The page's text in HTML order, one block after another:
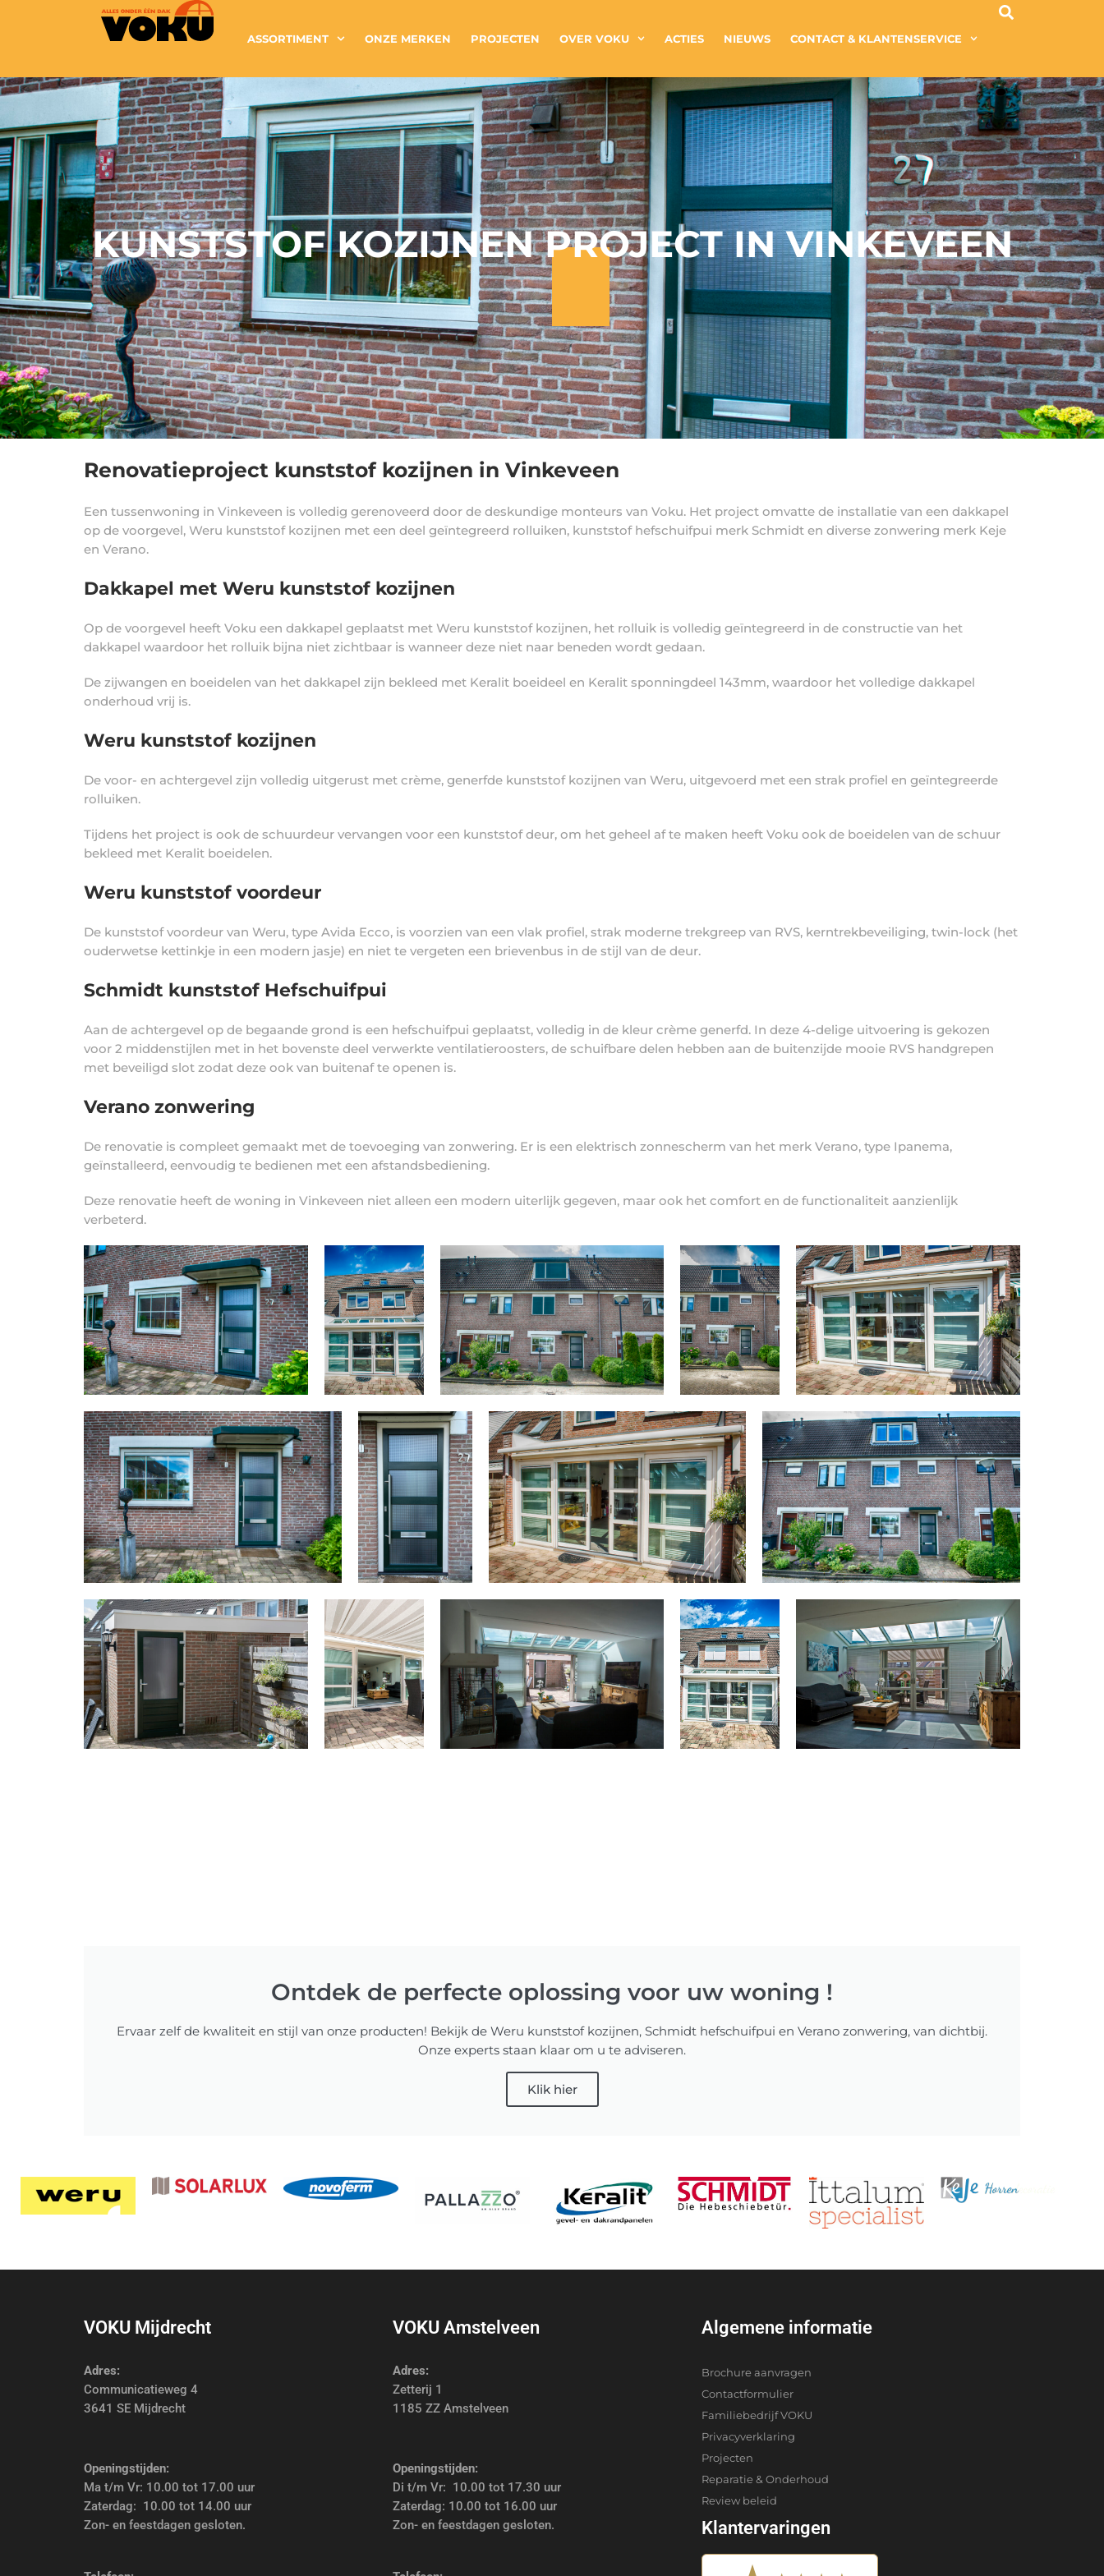
ASSORTIMENT ONZE MERKEN PROJECTEN OVER VOKU ACTIES NIEUWS CONTACT & KLANTENSERVICE
KUNSTSTOF KOZIJNEN PROJECT IN VINKEVEEN
Renovatieproject kunststof kozijnen in Vinkeveen
Een tussenwoning in Vinkeveen is volledig gerenoveerd door de deskundige monteurs van Voku. Het project omvatte de installatie van een dakkapel
op de voorgevel, Weru kunststof kozijnen met een deel geïntegreerd rolluiken, kunststof hefschuifpui merk Schmidt en diverse zonwering merk Keje
en Verano.
Dakkapel met Weru kunststof kozijnen
Op de voorgevel heeft Voku een dakkapel geplaatst met Weru kunststof kozijnen, het rolluik is volledig geïntegreerd in de constructie van het
dakkapel waardoor het rolluik bijna niet zichtbaar is wanneer deze niet naar beneden wordt gedaan.
De zijwangen en boeidelen van het dakkapel zijn bekleed met Keralit boeideel en Keralit sponningdeel 143mm, waardoor het volledige dakkapel
onderhoud vrij is.
Weru kunststof kozijnen
De voor- en achtergevel zijn volledig uitgerust met crème, generfde kunststof kozijnen van Weru, uitgevoerd met een strak profiel en geïntegreerde
rolluiken.
Tijdens het project is ook de schuurdeur vervangen voor een kunststof deur, om het geheel af te maken heeft Voku ook de boeidelen van de schuur
bekleed met Keralit boeidelen.
Weru kunststof voordeur
De kunststof voordeur van Weru, type Avida Ecco, is voorzien van een vlak profiel, strak moderne trekgreep van RVS, kerntrekbeveiliging, twin-lock (het
ouderwetse kettinkje in een modern jasje) en niet te vergeten een brievenbus in de stijl van de deur.
Schmidt kunststof Hefschuifpui
Aan de achtergevel op de begaande grond is een hefschuifpui geplaatst, volledig in de kleur crème generfd. In deze 4-delige uitvoering is gekozen
voor 2 middenstijlen met in het bovenste deel verwerkte ventilatieroosters, de schuifbare delen hebben aan de buitenzijde mooie RVS handgrepen
met beveiligd slot zodat deze ook van buitenaf te openen is.
Verano zonwering
De renovatie is compleet gemaakt met de toevoeging van zonwering. Er is een elektrisch zonnescherm van het merk Verano, type Ipanema,
geïnstalleerd, eenvoudig te bedienen met een afstandsbediening.
Deze renovatie heeft de woning in Vinkeveen niet alleen een modern uiterlijk gegeven, maar ook het comfort en de functionaliteit aanzienlijk
verbeterd.
Ontdek de perfecte oplossing voor uw woning !
Ervaar zelf de kwaliteit en stijl van onze producten! Bekijk de Weru kunststof kozijnen, Schmidt hefschuifpui en Verano zonwering, van dichtbij.
Onze experts staan klaar om u te adviseren.
Klik hier
VOKU Mijdrecht
Adres:
Communicatieweg 4
3641 SE Mijdrecht
Openingstijden:
Ma t/m Vr: 10.00 tot 17.00 uur
Zaterdag: 10.00 tot 14.00 uur
Zon- en feestdagen gesloten.
VOKU Amstelveen
Adres:
Zetterij 1
1185 ZZ Amstelveen
Openingstijden:
Di t/m Vr: 10.00 tot 17.30 uur
Zaterdag: 10.00 tot 16.00 uur
Zon- en feestdagen gesloten.
Algemene informatie
Brochure aanvragen
Contactformulier
Familiebedrijf VOKU
Privacyverklaring
Projecten
Reparatie & Onderhoud
Review beleid
Klantervaringen